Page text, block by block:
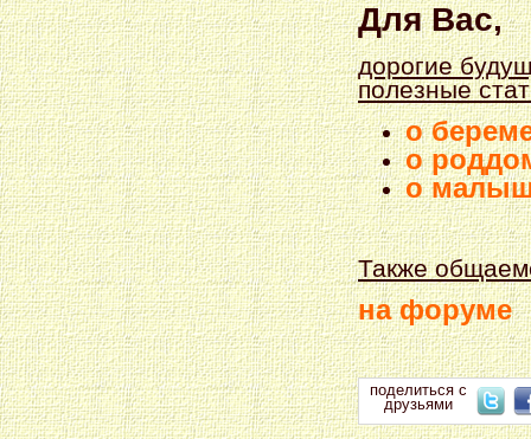
Для Вас,
дорогие
полезные
о
о
о
Также
на форуме
поделиться с
друзьями